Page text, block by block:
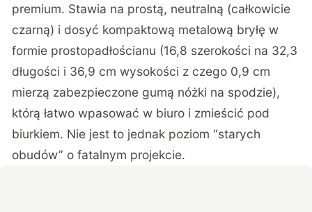
premium. Stawia na prostą, neutralną (całkowicie
czarną) i dosyć kompaktową metalową bryłę w
formie prostopadłościanu (16,8 szerokości na 32,3
długości i 36,9 cm wysokości z czego 0,9 cm
mierzą zabezpieczone gumą nóżki na spodzie),
którą łatwo wpasować w biuro i zmieścić pod
biurkiem. Nie jest to jednak poziom “starych
obudów” o fatalnym projekcie.